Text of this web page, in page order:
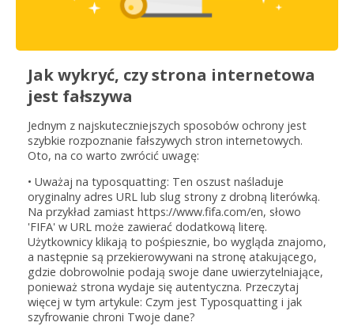
Jak wykryć, czy strona internetowa
jest fałszywa
Jednym z najskuteczniejszych sposobów ochrony jest
szybkie rozpoznanie fałszywych stron internetowych.
Oto, na co warto zwrócić uwagę:
• Uważaj na typosquatting: Ten oszust naśladuje
oryginalny adres URL lub slug strony z drobną literówką.
Na przykład zamiast https://www.fifa.com/en, słowo
'FIFA' w URL może zawierać dodatkową literę.
Użytkownicy klikają to pośpiesznie, bo wygląda znajomo,
a następnie są przekierowywani na stronę atakującego,
gdzie dobrowolnie podają swoje dane uwierzytelniające,
ponieważ strona wydaje się autentyczna. Przeczytaj
więcej w tym artykule: Czym jest Typosquatting i jak
szyfrowanie chroni Twoje dane?